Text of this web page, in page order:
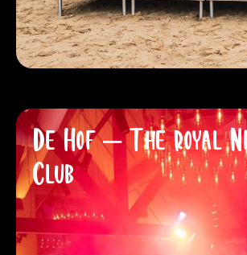
De Hof – The royal
Club